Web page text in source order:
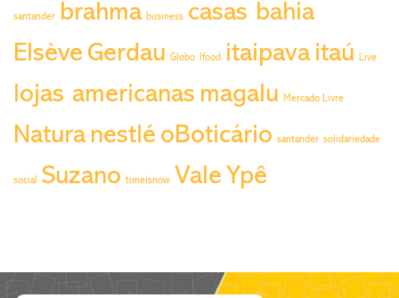
santander brahma business
casas bahia
Elsève Gerdau Globo Ifood itaipava itaú Live
lojas americanas magalu Mercado Livre
Natura nestlé oBoticário santander solidariedade
social Suzano timeisnow Vale Ypê